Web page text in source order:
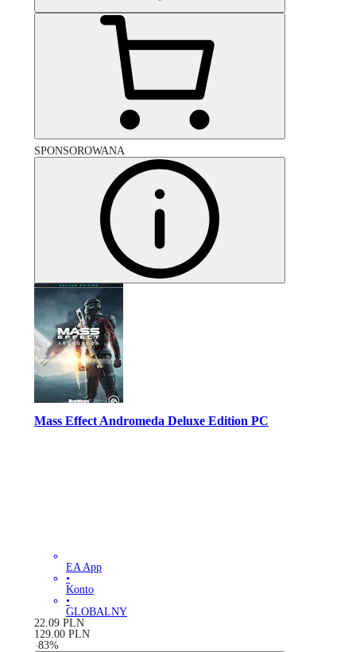
SPONSOROWANA
Mass Effect Andromeda Deluxe Edition PC
EA App
•
Konto
•
GLOBALNY
22.09 PLN
129.00 PLN
-83%